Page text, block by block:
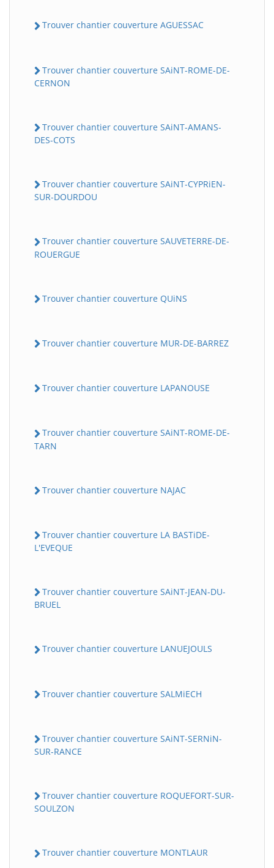
Trouver chantier couverture AGUESSAC
Trouver chantier couverture SAiNT-ROME-DE-
CERNON
Trouver chantier couverture SAiNT-AMANS-
DES-COTS
Trouver chantier couverture SAiNT-CYPRiEN-
SUR-DOURDOU
Trouver chantier couverture SAUVETERRE-DE-
ROUERGUE
Trouver chantier couverture QUiNS
Trouver chantier couverture MUR-DE-BARREZ
Trouver chantier couverture LAPANOUSE
Trouver chantier couverture SAiNT-ROME-DE-
TARN
Trouver chantier couverture NAJAC
Trouver chantier couverture LA BASTiDE-
L'EVEQUE
Trouver chantier couverture SAiNT-JEAN-DU-
BRUEL
Trouver chantier couverture LANUEJOULS
Trouver chantier couverture SALMiECH
Trouver chantier couverture SAiNT-SERNiN-
SUR-RANCE
Trouver chantier couverture ROQUEFORT-SUR-
SOULZON
Trouver chantier couverture MONTLAUR